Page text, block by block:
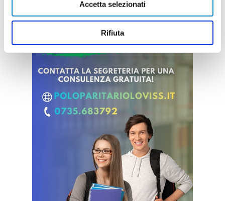
Accetta selezionati
Rifiuta